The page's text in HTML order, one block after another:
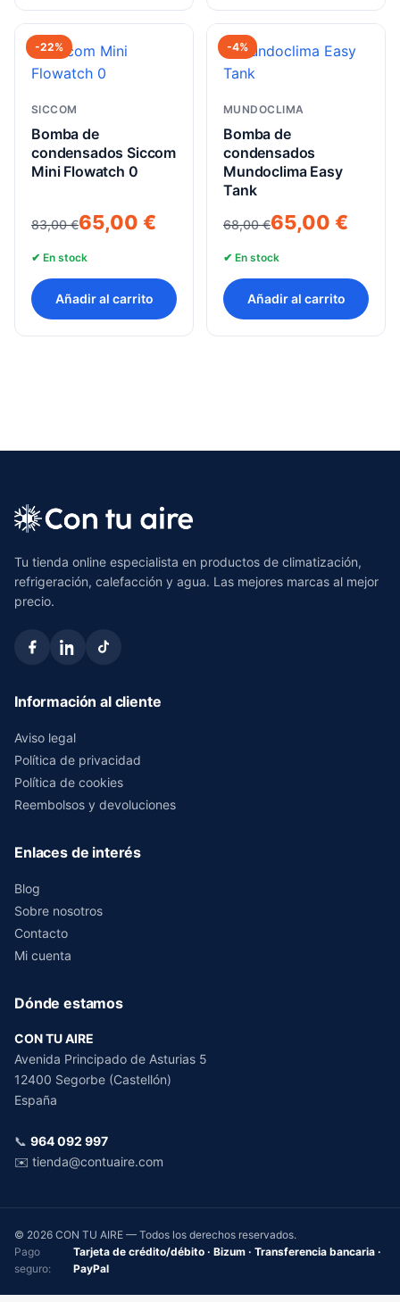
-22%
SICCOM
Bomba de
condensados Siccom
Mini Flowatch 0
83,00€
El
original
era:
83,00 €.
65,00 €
El
actual
es:
65,00 €.
✔ En stock
Añadir al carrito
-4%
MUNDOCLIMA
Bomba de
condensados
Mundoclima Easy
Tank
68,00€
El
original
era:
68,00 €.
65,00 €
El
actual
es:
65,00 €.
✔ En stock
Añadir al carrito
Tu tienda online especialista en productos de climatización,
refrigeración, calefacción y agua. Las mejores marcas al mejor
precio.
Información al cliente
Aviso legal
Política de privacidad
Política de cookies
Reembolsos y devoluciones
Enlaces de interés
Blog
Sobre nosotros
Contacto
Mi cuenta
Dónde estamos
CON TU AIRE
Avenida Principado de Asturias 5
12400 Segorbe (Castellón)
España
📞 964 092 997
✉️ tienda@contuaire.com
© 2026 CON TU AIRE — Todos los derechos reservados.
Pago
seguro:
Tarjeta de crédito/débito · Bizum · Transferencia bancaria ·
PayPal